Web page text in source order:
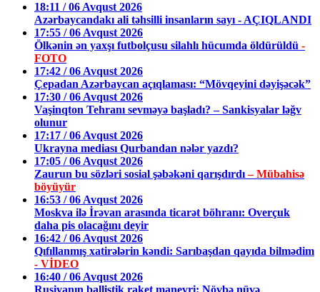
18:11 / 06 Avqust 2026
Azərbaycandakı ali təhsilli insanların sayı - AÇIQLANDI
17:55 / 06 Avqust 2026
Ölkənin ən yaxşı futbolçusu silahlı hücumda öldürüldü -
FOTO
17:42 / 06 Avqust 2026
Çepadan Azərbaycan açıqlaması: “Mövqeyini dəyişəcək”
17:30 / 06 Avqust 2026
Vaşinqton Tehranı sevməyə başladı? – Sankisyalar ləğv
olunur
17:17 / 06 Avqust 2026
Ukrayna mediası Qurbandan nələr yazdı?
17:05 / 06 Avqust 2026
Zaurun bu sözləri sosial şəbəkəni qarışdırdı– Mübahisə
böyüyür
16:53 / 06 Avqust 2026
Moskva ilə İrəvan arasında ticarət böhranı: Overçuk
daha pis olacağını deyir
16:42 / 06 Avqust 2026
Qıfıllanmış xatirələrin kəndi: Sarıbaşdan qayıda bilmədim
- VİDEO
16:40 / 06 Avqust 2026